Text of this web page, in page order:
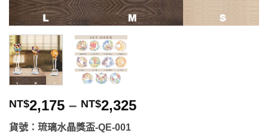
NT$2,175 – NT$2,325
貨號：琉璃水晶獎盃-QE-001